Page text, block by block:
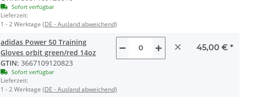
Sofort verfügbar
Lieferzeit:
1 - 2 Werktage (DE - Ausland abweichend)
adidas Power 50 Training
Gloves orbit green/red 14oz
GTIN: 3667109120823
Sofort verfügbar
Lieferzeit:
1 - 2 Werktage (DE - Ausland abweichend)
× 45,00 € *